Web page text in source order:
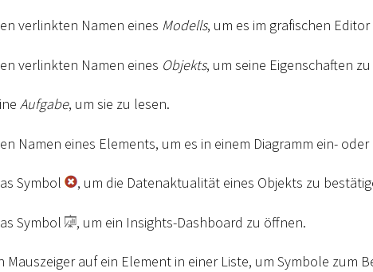
verlinkten Namen eines Modells, um es im grafischen
verlinkten Namen eines Objekts, um seine Eigenschaften
Aufgabe, um sie zu lesen.
Namen eines Elements, um es in einem Diagramm ein-
Symbol , um die Datenaktualität eines Objekts zu
Symbol , um ein Insights-Dashboard zu öffnen.
Mauszeiger auf ein Element in einer Liste, um Symbole zum